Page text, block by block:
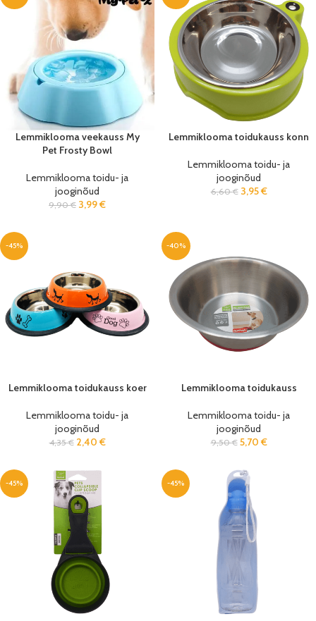
Lemmiklooma veekauss My
Pet Frosty Bowl
Lemmiklooma toidu- ja
jooginõud
9,90€ 3,99€
Lemmiklooma toidukauss konn
Lemmiklooma toidu- ja
jooginõud
6,60€ 3,95€
-45%
Lemmiklooma toidukauss koer
Lemmiklooma toidu- ja
jooginõud
4,35€ 2,40 €
-40%
Lemmiklooma toidukauss
Lemmiklooma toidu- ja
jooginõud
9,50€ 5,70 €
-45% -45%